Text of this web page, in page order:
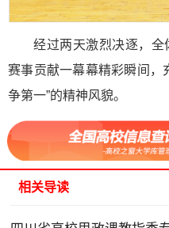
经过两天激烈决逐，
赛事贡献一幕幕精彩瞬间，
争第一”的精神风貌。
相关导读